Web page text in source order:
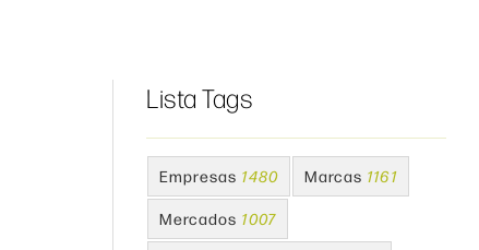
Lista Tags
Empresas 1480 Marcas 1161
Mercados 1007